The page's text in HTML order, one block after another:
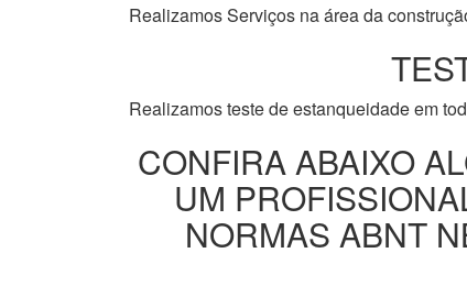
Realizamos Serviços na área da
Realizamos teste de estanqueidade em
CONFIRA ABAIXO
UM
NORMAS ABNT